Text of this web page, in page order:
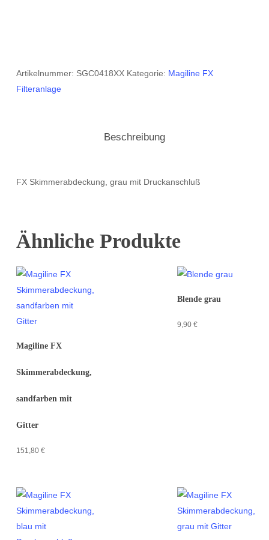
Artikelnummer: SGC0418XX Kategorie: Magiline FX
Filteranlage
Beschreibung
FX Skimmerabdeckung, grau mit Druckanschluß
Ähnliche Produkte
Magiline FX
Skimmerabdeckung,
sandfarben mit
Gitter
151,80 €
Blende grau
9,90 €